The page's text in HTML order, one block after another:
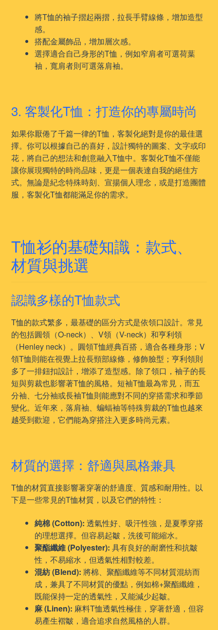
將T恤的袖子摺起兩摺，拉長手臂線條，增加造型
感。
搭配金屬飾品，增加層次感。
選擇適合自己身形的T恤，例如窄肩者可選荷葉
袖，寬肩者則可選落肩袖。
3. 客製化T恤：打造你的專屬時尚
如果你厭倦了千篇一律的T恤，客製化絕對是你的最佳選
擇。你可以根據自己的喜好，設計獨特的圖案、文字或印
花，將自己的想法和創意融入T恤中。客製化T恤不僅能
讓你展現獨特的時尚品味，更是一個表達自我的絕佳方
式。無論是紀念特殊時刻、宣揚個人理念，或是打造團體
服，客製化T恤都能滿足你的需求。
T恤衫的基礎知識：款式、
材質與挑選
認識多樣的T恤款式
T恤的款式繁多，最基礎的區分方式是依領口設計。常見
的包括圓領（O-neck）、V領（V-neck）和亨利領
（Henley neck）。圓領T恤經典百搭，適合各種身形；V
領T恤則能在視覺上拉長頸部線條，修飾臉型；亨利領則
多了一排鈕扣設計，增添了造型感。除了領口，袖子的長
短與剪裁也影響著T恤的風格。短袖T恤最為常見，而五
分袖、七分袖或長袖T恤則能應對不同的穿搭需求和季節
變化。近年來，落肩袖、蝙蝠袖等特殊剪裁的T恤也越來
越受到歡迎，它們能為穿搭注入更多時尚元素。
材質的選擇：舒適與風格兼具
T恤的材質直接影響著穿著的舒適度、質感和耐用性。以
下是一些常見的T恤材質，以及它們的特性：
純棉 (Cotton): 透氣性好、吸汗性強，是夏季穿搭
的理想選擇。但容易起皺，洗後可能縮水。
聚酯纖維 (Polyester): 具有良好的耐磨性和抗皺
性，不易縮水，但透氣性相對較差。
混紡 (Blend): 將棉、聚酯纖維等不同材質混紡而
成，兼具了不同材質的優點，例如棉+聚酯纖維，
既能保持一定的透氣性，又能減少起皺。
麻 (Linen): 麻料T恤透氣性極佳，穿著舒適，但容
易產生褶皺，適合追求自然風格的人群。